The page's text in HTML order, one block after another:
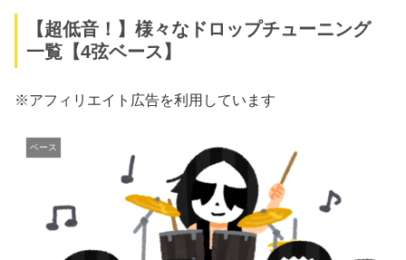
【超低音！】様々なドロップチューニング
一覧【4弦ベース】
※アフィリエイト広告を利用しています
ベース